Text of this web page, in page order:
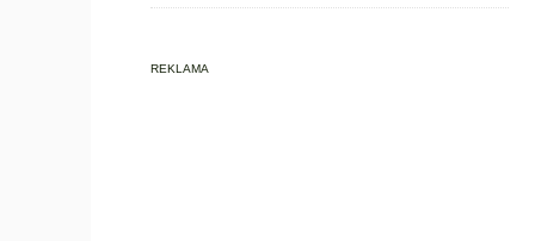
REKLAMA